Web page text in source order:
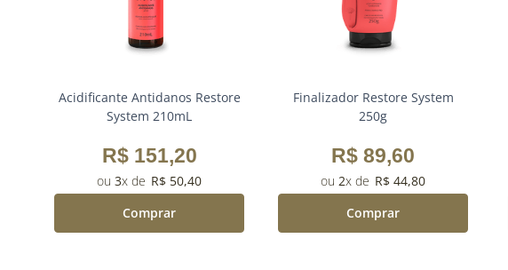
Acidificante Antidanos Restore
System 210mL
R$ 151,20
3 R$ 50,40
Comprar
Finalizador Restore System
250g
R$ 89,60
2 R$ 44,80
Comprar